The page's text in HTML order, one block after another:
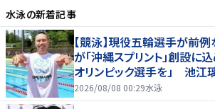
水泳の新着記事
【競泳】現役五輪選手が前
が「沖縄スプリント」創設に
オリンピック選手を」 池江
参戦
2026/08/08 00:29水泳